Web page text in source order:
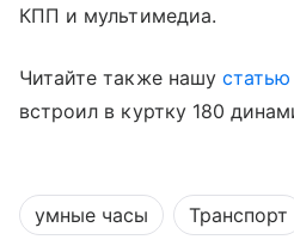
КПП и мультимедиа.
Читайте также нашу статью
встроил в куртку 180
умные часы Транспорт